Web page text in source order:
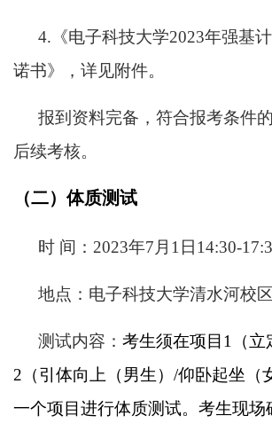
4. 《电子科技大学2023年强基
诺书》，详见附件。
报到资料完备，符合报考条件
后续考核。
（二）体质测试
时 间：2023年7月1日14:30-
地点：电子科技大学清水河校
测试内容： 考生须在项目1（立
2（引体向上（男生）/仰卧起坐（
一个项目进行体质测试。考生现场